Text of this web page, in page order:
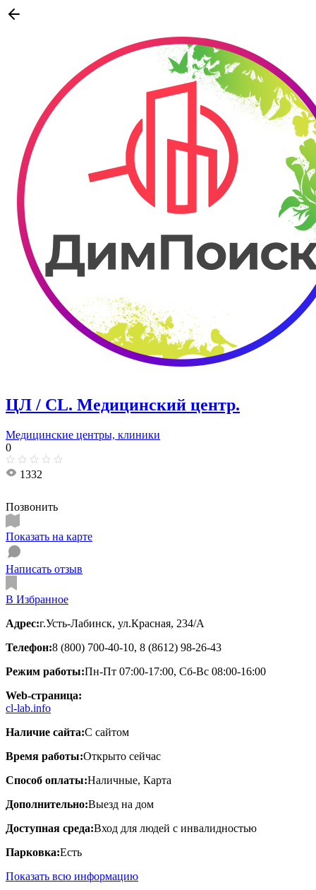
ЦЛ / CL. Медицинский центр.
Медицинские центры, клиники
0
1332
Позвонить
Показать на карте
Написать отзыв
В Избранное
Адрес:г.Усть-Лабинск, ул.Красная, 234/А
Телефон:8 (800) 700-40-10, 8 (8612) 98-26-43
Режим работы:Пн-Пт 07:00-17:00, Сб-Вс 08:00-16:00
Web-страница:
cl-lab.info
Наличие сайта:С сайтом
Время работы:Открыто сейчас
Способ оплаты:Наличные, Карта
Дополнительно:Выезд на дом
Доступная среда:Вход для людей с инвалидностью
Парковка:Есть
Показать всю информацию